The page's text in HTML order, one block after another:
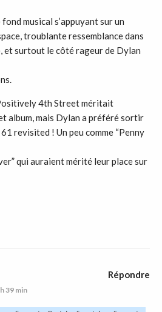
musical s’appuyant sur un
troublante ressemblance dans
et surtout le côté rageur de Dylan
4th Street méritait
album, mais Dylan a préféré sortir
revisited ! Un peu comme “Penny
qui auraient mérité leur place sur
39 min
Répondre